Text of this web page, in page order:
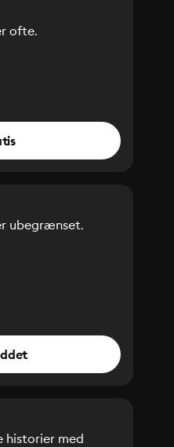
ofte.
ubegrænset.
historier med